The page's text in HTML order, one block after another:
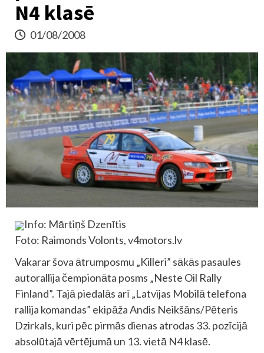
N4 klasē
01/08/2008
Info: Mārtiņš Dzenītis
Foto: Raimonds Volonts, v4motors.lv
Vakarar šova ātrumposmu „Killeri” sākās pasaules
autorallija čempionāta posms „Neste Oil Rally
Finland”. Tajā piedalās arī „Latvijas Mobilā telefona
rallija komandas” ekipāža Andis Neikšāns/Pēteris
Dzirkals, kuri pēc pirmās dienas atrodas 33. pozīcijā
absolūtajā vērtējumā un 13. vietā N4 klasē.